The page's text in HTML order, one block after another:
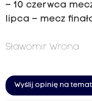
– 10 czerwca
lipca – mecz
Sławomir Wrona
Wyślij opinię na temat